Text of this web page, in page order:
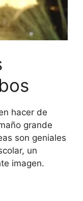
hacer de
grande
son geniales
un
imagen.